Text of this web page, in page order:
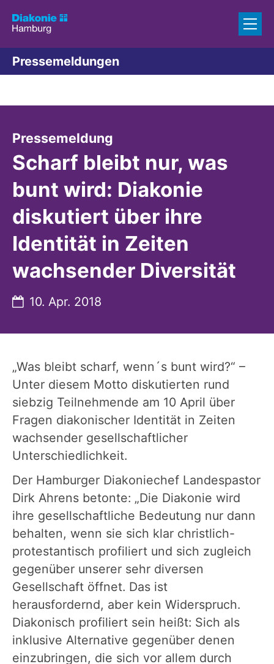
Pressemeldungen
Pressemeldung
Scharf bleibt nur, was
bunt wird: Diakonie
diskutiert über ihre
Identität in Zeiten
wachsender Diversität
Datum:
10. Apr. 2018
„Was bleibt scharf, wenn´s bunt wird?“ –
Unter diesem Motto diskutierten rund
siebzig Teilnehmende am 10 April über
Fragen diakonischer Identität in Zeiten
wachsender gesellschaftlicher
Unterschiedlichkeit.
Der Hamburger Diakoniechef Landespastor
Dirk Ahrens betonte: „Die Diakonie wird
ihre gesellschaftliche Bedeutung nur dann
behalten, wenn sie sich klar christlich-
protestantisch profiliert und sich zugleich
gegenüber unserer sehr diversen
Gesellschaft öffnet. Das ist
herausfordernd, aber kein Widerspruch.
Diakonisch profiliert sein heißt: Sich als
inklusive Alternative gegenüber denen
einzubringen, die sich vor allem durch